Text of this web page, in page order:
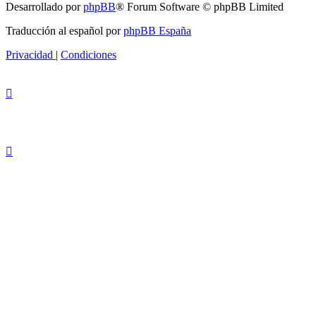
Desarrollado porphpBB® Forum Software © phpBB Limited
Traducción al español porphpBB España
Privacidad | Condiciones